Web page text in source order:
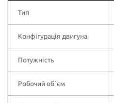
Тип
Конфігурація двигуна
Потужність
Робочий об`єм